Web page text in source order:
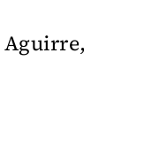
Aguirre,